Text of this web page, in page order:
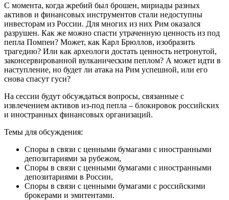
С момента, когда жребий был брошен, мириады разных
активов и финансовых инструментов стали недоступны
инвесторам из России. Для многих из них Рим оказался
разрушен. Как же можно спасти утраченную ценность из под
пепла Помпеи? Может, как Карл Брюллов, изобразить
трагедию? Или как археологи достать ценность нетронутой,
законсервированной вулканическим пеплом? А может идти в
наступление, но будет ли атака на Рим успешной, или его
снова спасут гуси?
На сессии будут обсуждаться вопросы, связанные с
извлечением активов из-под пепла – блокировок российских
и иностранных финансовых организаций.
Темы для обсуждения:
Споры в связи с ценными бумагами с иностранными
депозитариями за рубежом,
Споры в связи с ценными бумагами с иностранными
депозитариями в России,
Споры в связи с ценными бумагами с российскими
брокерами и эмитентами.